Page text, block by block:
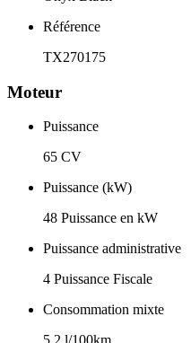
Référence
TX270175
Moteur
Puissance
65 CV
Puissance (kW)
48 Puissance en kW
Puissance administrative
4 Puissance Fiscale
Consommation mixte